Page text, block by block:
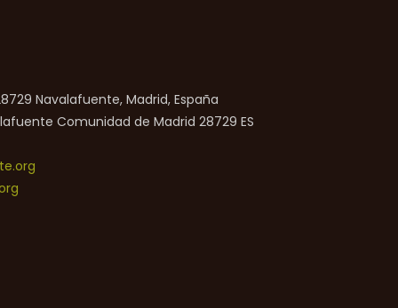
Navalafuente, Madrid, España
Comunidad de Madrid 28729 ES